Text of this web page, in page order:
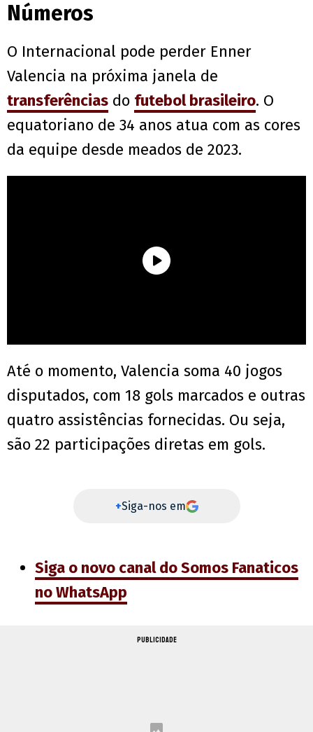
Números
O Internacional pode perder Enner
Valencia na próxima janela de
transferências do futebol brasileiro. O
equatoriano de 34 anos atua com as cores
da equipe desde meados de 2023.
Até o momento, Valencia soma 40 jogos
disputados, com 18 gols marcados e outras
quatro assistências fornecidas. Ou seja,
são 22 participações diretas em gols.
+Siga-nos em
Siga o novo canal do Somos Fanaticos
no WhatsApp
PUBLICIDADE